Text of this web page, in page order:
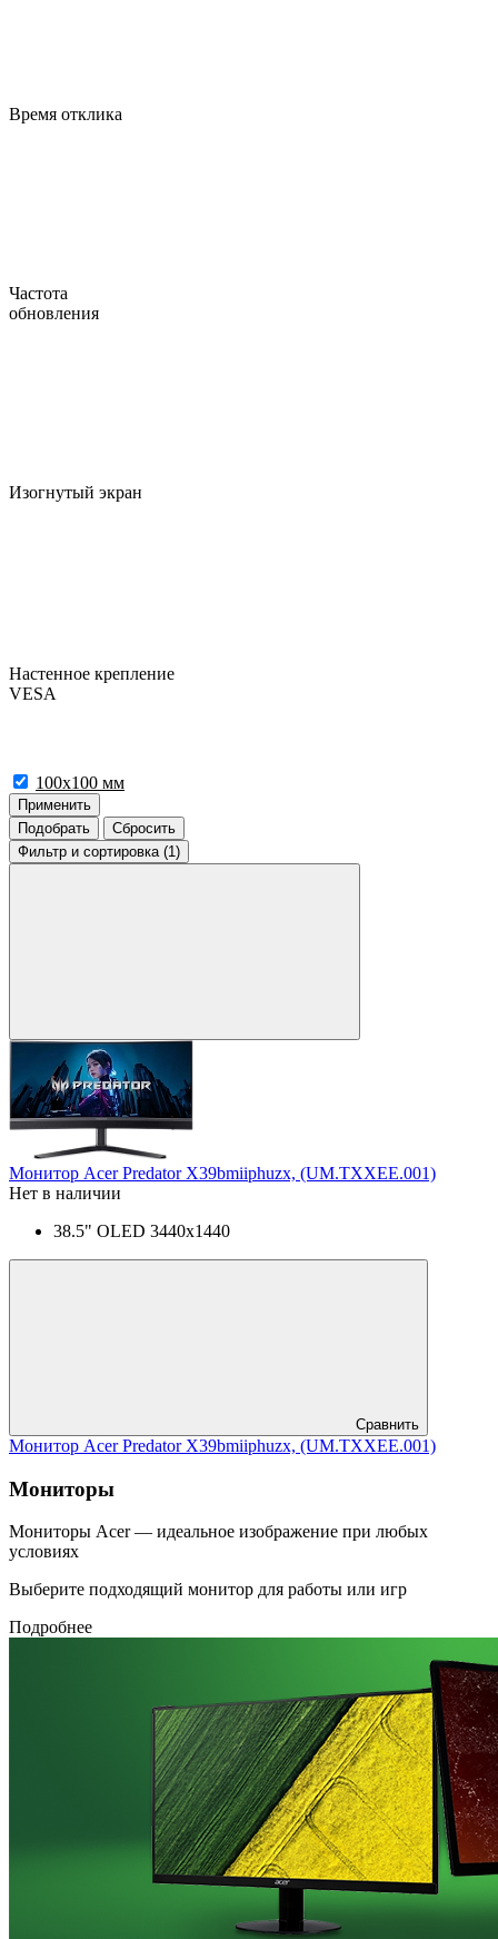
Время отклика
Частота
обновления
Изогнутый экран
Настенное крепление
VESA
100x100 мм
Применить
Подобрать
Сбросить
Фильтр и сортировка (1)
Монитор Acer Predator X39bmiiphuzx, (UM.TXXEE.001)
Нет в наличии
38.5" OLED 3440x1440
Сравнить
Монитор Acer Predator X39bmiiphuzx, (UM.TXXEE.001)
Мониторы
Мониторы Acer — идеальное изображение при любых
условиях
Выберите подходящий монитор для работы или игр
Подробнее